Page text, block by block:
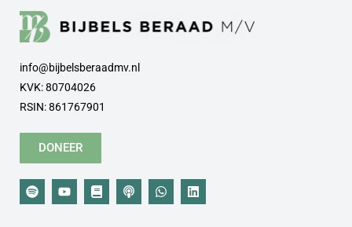
info@bijbelsberaadmv.nl
KVK: 80704026
RSIN: 861767901
DONEER